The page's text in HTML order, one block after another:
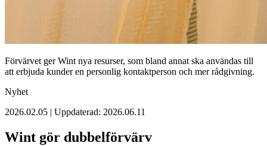
Förvärvet ger Wint nya resurser, som bland annat ska användas till
att erbjuda kunder en personlig kontaktperson och mer rådgivning.
Nyhet
2026.02.05 | Uppdaterad: 2026.06.11
Wint gör dubbelförvärv